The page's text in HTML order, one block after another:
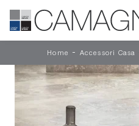
Home - Accessori Casa